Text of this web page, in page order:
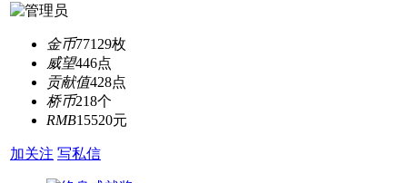
金币77129枚
威望446点
贡献值428点
桥币218个
RMB15520元
加关注 写私信